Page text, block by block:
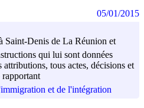
Saint-Denis de La Réunion et
qui lui sont données
attributions, tous actes, décisions et
rapportant
et de l'intégration
05/01/2015